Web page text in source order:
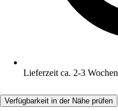
Lieferzeit ca. 2-3 Wochen
Verfügbarkeit in der Nähe prüfen